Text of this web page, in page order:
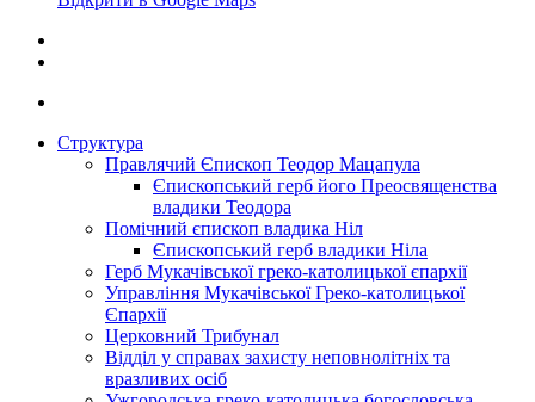
Структура
Правлячий Єпископ Теодор Мацапула
Єпископський герб його Преосвященства
владики Теодора
Помічний єпископ владика Ніл
Єпископський герб владики Ніла
Герб Мукачівської греко-католицької єпархії
Управління Мукачівської Греко-католицької
Єпархії
Церковний Трибунал
Відділ у справах захисту неповнолітніх та
вразливих осіб